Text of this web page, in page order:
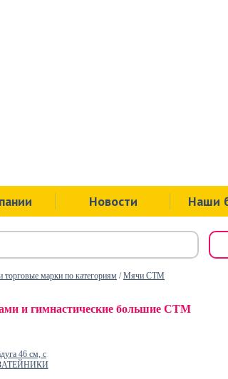
Новости Наши
марки по категориям /Мячи СТМ
и гимнастические большие СТМ
46 см, с
ЗАТЕЙНИКИ